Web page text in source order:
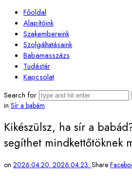
Főoldal
Alapítóink
Szakembereink
Szolgáltatásaink
Babamasszázs
Tudástár
Kapcsolat
Search for
in Sír a babám
Kikészülsz, ha sír a
segíthet mindkettőtöknek
on 2026.04.20. 2026.04.23. Share